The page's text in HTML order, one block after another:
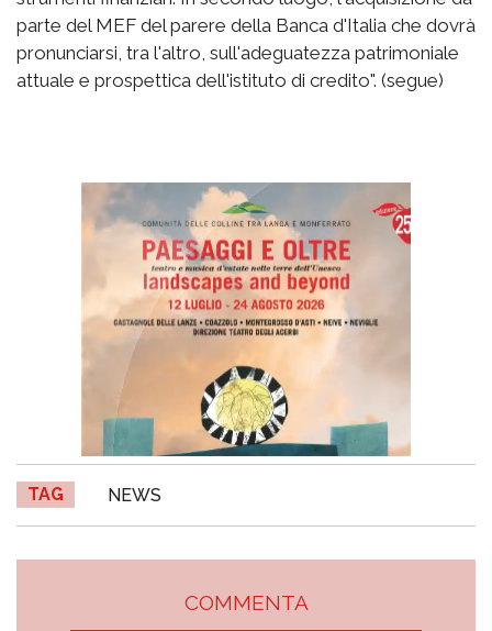
parte del MEF del parere della Banca d'Italia che dovrà
pronunciarsi, tra l'altro, sull'adeguatezza patrimoniale
attuale e prospettica dell'istituto di credito". (segue)
TAG NEWS
COMMENTA